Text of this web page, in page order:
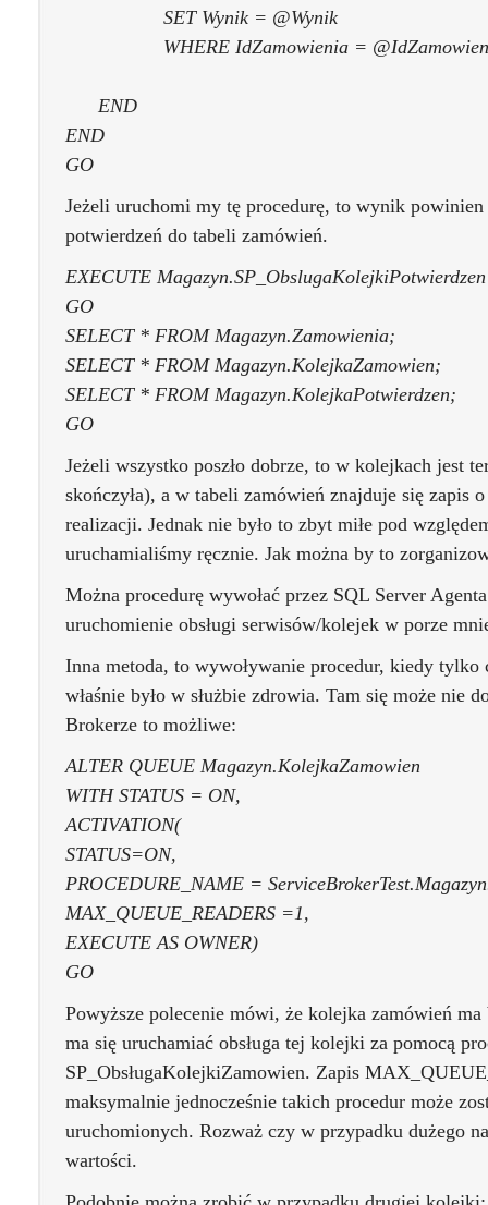
SET Wynik = @Wynik
WHERE IdZamowienia =
END
END
GO
Jeżeli uruchomi my tę procedurę, to wynik
potwierdzeń do tabeli zamówień.
EXECUTE Magazyn.SP_ObslugaKolejkiPotwierdzen
GO
SELECT * FROM Magazyn.Zamowienia;
SELECT * FROM Magazyn.KolejkaZamowien;
SELECT * FROM Magazyn.KolejkaPotwierdzen;
GO
Jeżeli wszystko poszło dobrze, to w kolejkach jest
skończyła), a w tabeli zamówień znajduje się zapis
realizacji. Jednak nie było to zbyt miłe pod
uruchamialiśmy ręcznie. Jak można by to
Można procedurę wywołać przez SQL Server
uruchomienie obsługi serwisów/kolejek w porze
Inna metoda, to wywoływanie procedur, kiedy
właśnie było w służbie zdrowia. Tam się może nie
Brokerze to możliwe:
ALTER QUEUE Magazyn.KolejkaZamowien
WITH STATUS = ON,
ACTIVATION(
STATUS=ON,
PROCEDURE_NAME =
MAX_QUEUE_READERS =1,
EXECUTE AS OWNER)
GO
Powyższe polecenie mówi, że kolejka zamówień ma
ma się uruchamiać obsługa tej kolejki za pomocą
SP_ObsługaKolejkiZamowien. Zapis
maksymalnie jednocześnie takich procedur może
uruchomionych. Rozważ czy w przypadku dużego
wartości.